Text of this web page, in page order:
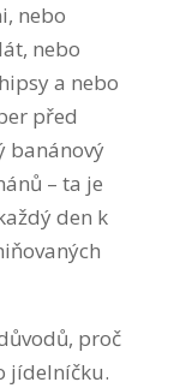
nebo
nebo
a nebo
před
banánový
– ta je
den k
proč
jídelníčku.